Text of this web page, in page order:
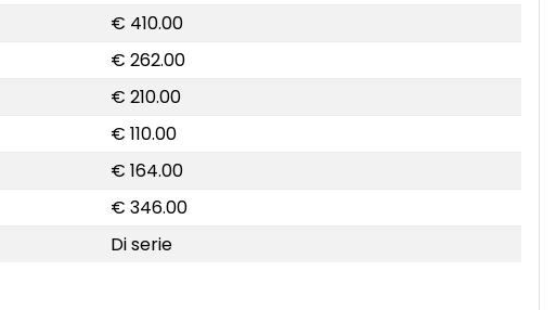
€ 410.00
€ 262.00
€ 210.00
€ 110.00
€ 164.00
€ 346.00
Di serie